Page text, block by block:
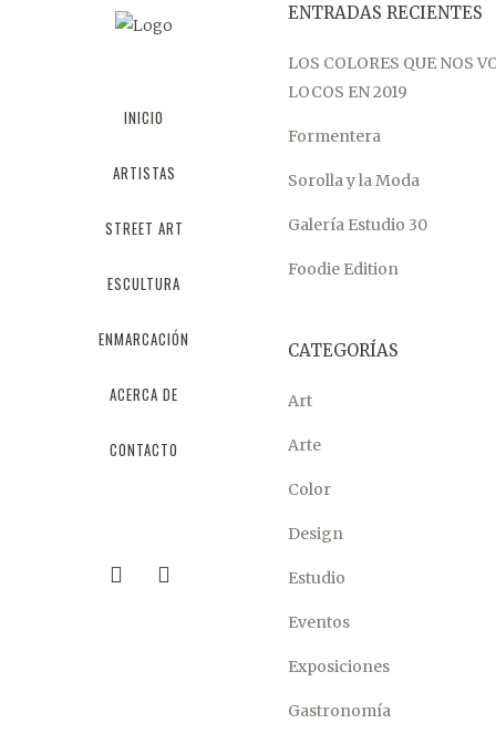
INICIO
ARTISTAS
STREET ART
ESCULTURA
ENMARCACIÓN
ACERCA DE
CONTACTO
ENTRADAS RECIENTES
LOS COLORES QUE NOS
LOCOS EN 2019
Formentera
Sorolla y la Moda
Galería Estudio 30
Foodie Edition
CATEGORÍAS
Art
Arte
Color
Design
Estudio
Eventos
Exposiciones
Gastronomía